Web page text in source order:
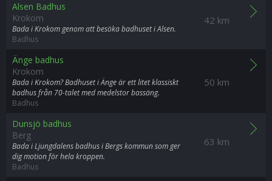
42 km
Alsen Badhus
Krokom
Bada i Krokom genom att besöka badhuset i Alsen.
Badhus
50 km
Änge badhus
Krokom
Bada i Krokom? Badhuset i Änge är ett litet klassiskt
badhus från 70-talet med medelstor bassäng.
Badhus
63 km
Dunsjö badhus
Berg
Bada i Ljungdalens badhus i Bergs kommun som ger
dig motion för hela kroppen.
Badhus